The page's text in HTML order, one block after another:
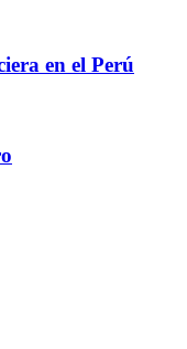
en el Perú